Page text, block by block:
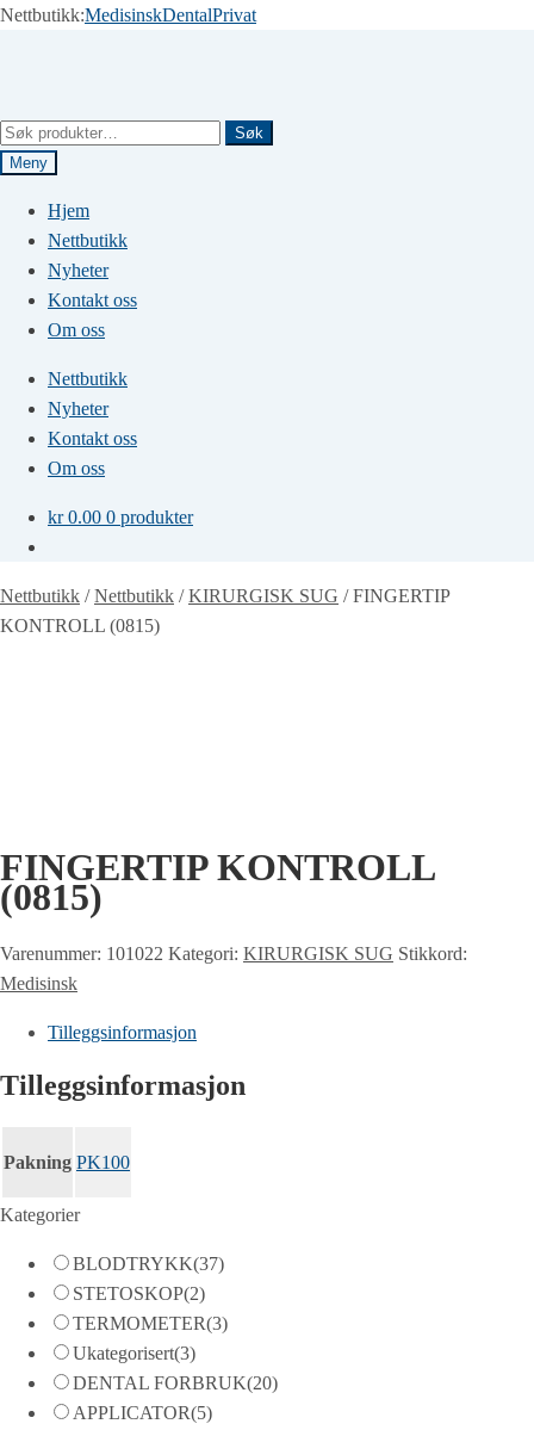
Nettbutikk:MedisinskDentalPrivat
Søk
etter:
Søk
Meny
Hjem
Nettbutikk
Nyheter
Kontakt oss
Om oss
Nettbutikk
Nyheter
Kontakt oss
Om oss
kr0.00 0 produkter
Nettbutikk /Nettbutikk /KIRURGISK SUG /FINGERTIP
KONTROLL (0815)
FINGERTIP KONTROLL
(0815)
Varenummer: 101022 Kategori: KIRURGISK SUG Stikkord:
Medisinsk
Tilleggsinformasjon
Tilleggsinformasjon
Pakning PK100
Kategorier
BLODTRYKK(37)
STETOSKOP(2)
TERMOMETER(3)
Ukategorisert(3)
DENTAL FORBRUK(20)
APPLICATOR(5)